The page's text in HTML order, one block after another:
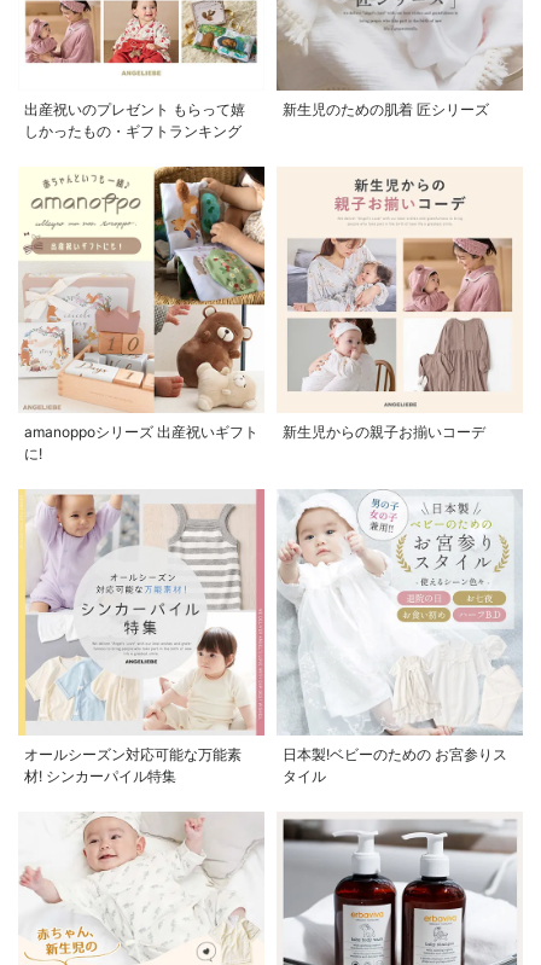
出産祝いのプレゼント もらって嬉
しかったもの・ギフトランキング
新生児のための肌着 匠シリーズ
amanoppoシリーズ 出産祝いギフト
に!
新生児からの親子お揃いコーデ
オールシーズン対応可能な万能素
材! シンカーパイル特集
日本製!ベビーのための お宮参りス
タイル